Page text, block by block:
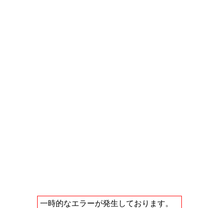
一時的なエラーが発生しております。